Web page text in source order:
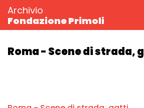
Archivio
Fondazione Primoli
Roma - Scene di strada,